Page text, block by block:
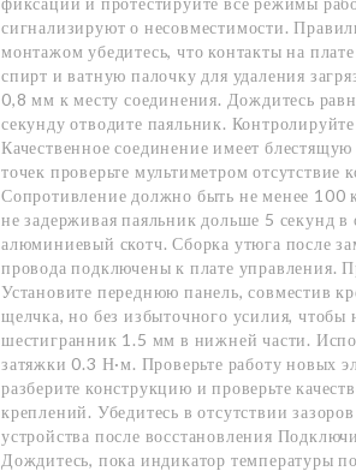
сигнализируют о несовместимости.
монтажом убедитесь, что контакты на
спирт и ватную палочку для удаления
0,8 мм к месту соединения. Дождитесь
секунду отводите паяльник.
Качественное соединение имеет
точек проверьте мультиметром
Сопротивление должно быть не менее 100
не задерживая паяльник дольше 5 секунд
алюминиевый скотч. Сборка утюга после
провода подключены к плате управления.
Установите переднюю панель, совместив
щелчка, но без избыточного усилия, чтобы
шестигранник 1.5 мм в нижней части.
затяжки 0.3 Н·м. Проверьте работу новых
разберите конструкцию и проверьте
креплений. Убедитесь в отсутствии
устройства после восстановления
Дождитесь, пока индикатор температуры